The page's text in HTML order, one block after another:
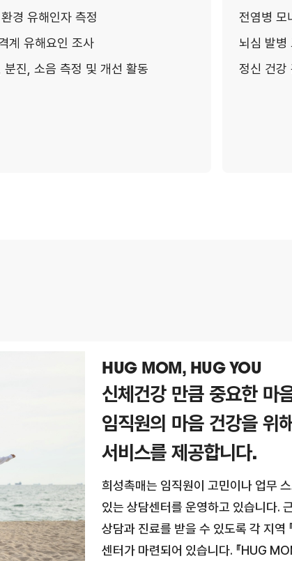
경 유해인자 측정
계 유해요인 조사
분진, 소음 측정 및 개선 활동
전염병 모
뇌심 발병
정신 건강
HUG MOM, HUG YOU
신체건강 만큼 중요한 마
임직원의 마음 건강을 위
서비스를 제공합니다.
희성촉매는 임직원이 고민이나 업무
있는 상담센터를 운영하고 있습니다.
상담과 진료를 받을 수 있도록 각 지역
센터가 마련되어 있습니다. 『HUG